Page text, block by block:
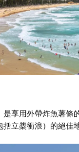
享用外帶炸魚薯條
括立槳衝浪）的絕